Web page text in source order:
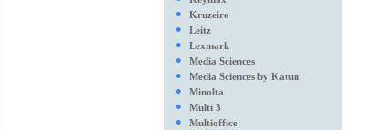
●
Kruzeiro
●
Leitz
●
Lexmark
●
Media Sciences
●
Media Sciences by Katun
●
Minolta
●
Multi 3
●
Multioffice